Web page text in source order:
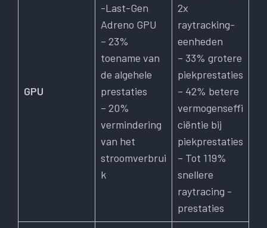
GPU
-Last-Gen
Adreno GPU
– 23%
toename van
de algehele
prestaties
– 20%
vermindering
van het
stroomverbrui
k
2x
raytracking-
eenheden
– 33% grotere
piekprestaties
– 42% betere
vermogenseffi
ciëntie bij
piekprestaties
– Tot 119%
snellere
raytracing -
prestaties